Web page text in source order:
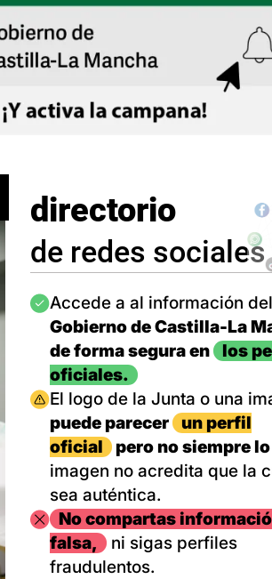
directorio
de redes sociales
Imagen
Accede a al información del
Gobierno de Castilla-La
de forma segura en
los
oficiales.
Imagen
El logo de la Junta o una
puede parecer
un perfil
oficial
pero no siempre
imagen no acredita que la
sea auténtica.
ImagenNo compartas
falsa,
ni sigas perfiles
fraudulentos.